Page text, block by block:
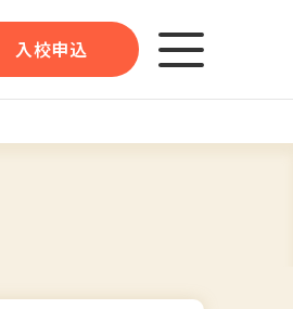
入校申込